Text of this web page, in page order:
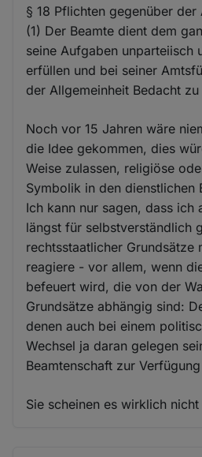
§ 18 Pflichten gegenüber der
(1) Der Beamte dient dem
seine Aufgaben unparteiisch
erfüllen und bei seiner
der Allgemeinheit Bedacht zu
Noch vor 15 Jahren wäre
die Idee gekommen, dies
Weise zulassen, religiöse
Symbolik in den dienstlichen
Ich kann nur sagen, dass ich
längst für selbstverständlich
rechtsstaatlicher Grundsätze
reagiere - vor allem, wenn
befeuert wird, die von der
Grundsätze abhängig sind:
denen auch bei einem
Wechsel ja daran gelegen
Beamtenschaft zur
Sie scheinen es wirklich